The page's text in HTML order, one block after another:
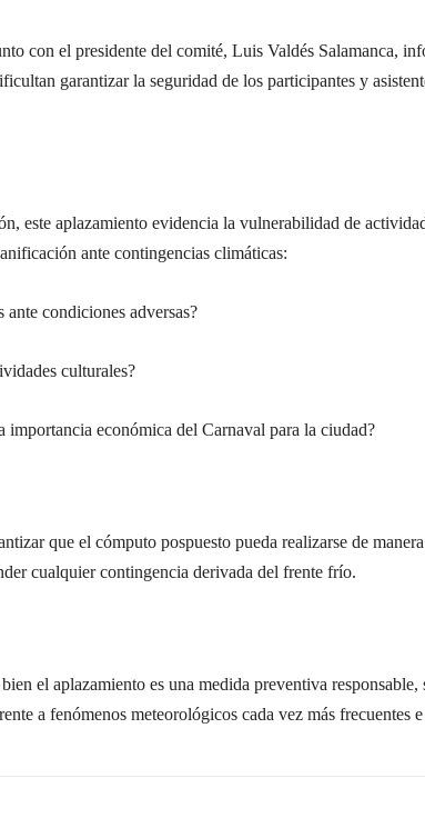
el presidente del comité, Luis Valdés Salamanca,
garantizar la seguridad de los participantes y
este aplazamiento evidencia la vulnerabilidad de
ante contingencias climáticas:
condiciones adversas?
culturales?
económica del Carnaval para la ciudad?
que el cómputo pospuesto pueda realizarse de
cualquier contingencia derivada del frente frío.
el aplazamiento es una medida preventiva responsable,
a fenómenos meteorológicos cada vez más frecuentes